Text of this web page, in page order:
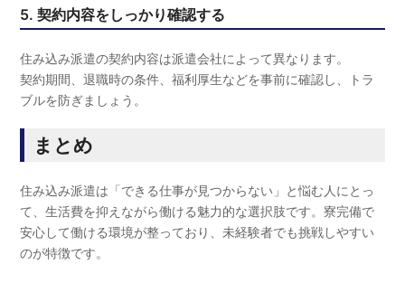
5. 契約内容をしっかり確認する
住み込み派遣の契約内容は派遣会社によって異なります。
契約期間、退職時の条件、福利厚生などを事前に確認し、トラ
ブルを防ぎましょう。
まとめ
住み込み派遣は「できる仕事が見つからない」と悩む人にとっ
て、生活費を抑えながら働ける魅力的な選択肢です。寮完備で
安心して働ける環境が整っており、未経験者でも挑戦しやすい
のが特徴です。